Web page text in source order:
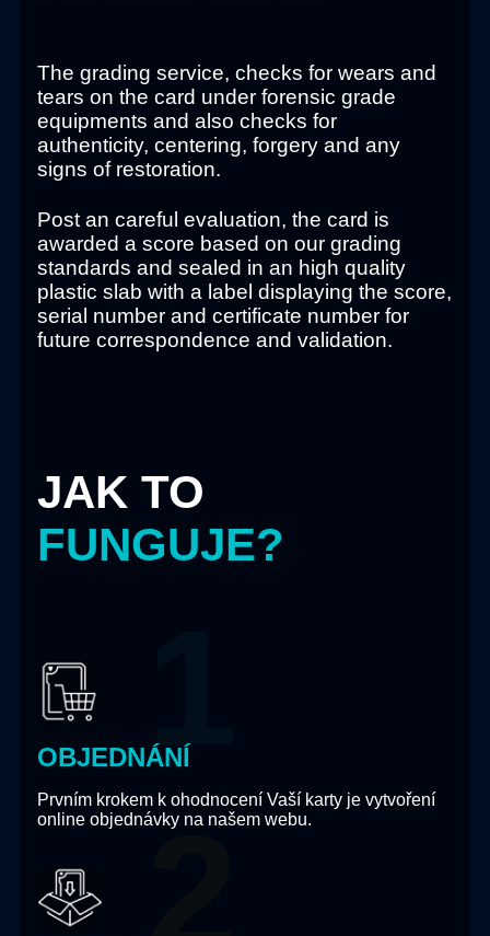
The grading service, checks for wears and
tears on the card under forensic grade
equipments and also checks for
authenticity, centering, forgery and any
signs of restoration.
Post an careful evaluation, the card is
awarded a score based on our grading
standards and sealed in an high quality
plastic slab with a label displaying the score,
serial number and certificate number for
future correspondence and validation.
JAK TO
FUNGUJE?
OBJEDNÁNÍ
Prvním krokem k ohodnocení Vaší karty je vytvoření
online objednávky na našem webu.